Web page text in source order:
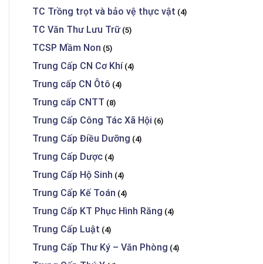
TC Trồng trọt và bảo vệ thực vật (4)
TC Văn Thư Lưu Trữ(5)
TCSP Mầm Non (5)
Trung Cấp CN Cơ Khí (4)
Trung cấp CN Ôtô (4)
Trung cấp CNTT (8)
Trung Cấp Công Tác Xã Hội (6)
Trung Cấp Điều Dưỡng (4)
Trung Cấp Dược (4)
Trung Cấp Hộ Sinh (4)
Trung Cấp Kế Toán (4)
Trung Cấp KT Phục Hình Răng (4)
Trung Cấp Luật (4)
Trung Cấp Thư Ký – Văn Phòng (4)